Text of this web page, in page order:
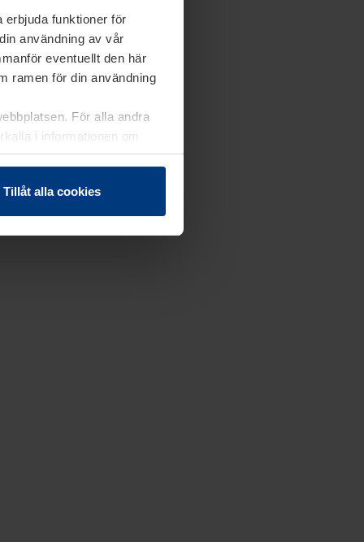
erbjuda funktioner för
användning av vår
eventuellt den här
ramen för din användning
För alla andra
i informationen om
Tillåt alla cookies